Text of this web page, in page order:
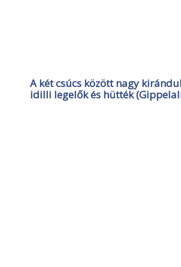
A két csúcs között nagy
idilli legelők és hütték